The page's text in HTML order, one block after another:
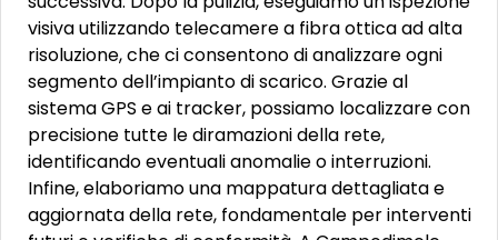
visiva utilizzando telecamere a fibra ottica ad alta
risoluzione, che ci consentono di analizzare ogni
segmento dell’impianto di scarico. Grazie al
sistema GPS e ai tracker, possiamo localizzare con
precisione tutte le diramazioni della rete,
identificando eventuali anomalie o interruzioni.
Infine, elaboriamo una mappatura dettagliata e
aggiornata della rete, fondamentale per interventi